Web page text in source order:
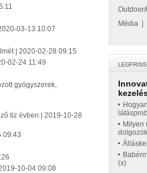
03-13 10:07
| 2020-02-28 09:15
02-24 11:49
gyógyszerek,
tíz évben | 2019-10-28
09:43
10-04 09:08
Média
Milyen
(x)